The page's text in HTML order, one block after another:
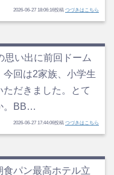
2026-06-27 18:06:16投稿 つづきはこちら
思い出に前回ドーム
今回は2家族、小学生
だきました。とて
。BB…
2026-06-27 17:44:06投稿 つづきはこちら
食パン最高ホテル立